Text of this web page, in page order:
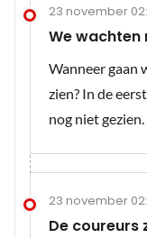
23 november
We wachten
Wanneer gaan
zien? In de
nog niet gezien.
23 november
De coureurs